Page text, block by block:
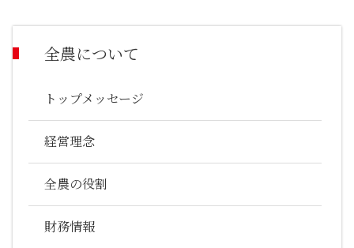
全農について
トップメッセージ
経営理念
全農の役割
財務情報